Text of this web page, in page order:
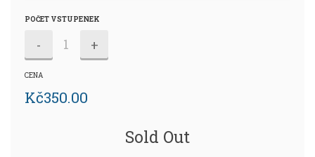
POČET VSTUPENEK
- +
CENA
Kč350.00
Sold Out